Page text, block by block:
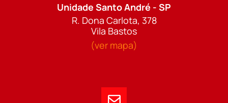
Unidade Santo André - SP
R. Dona Carlota, 378
Vila Bastos
(ver mapa)